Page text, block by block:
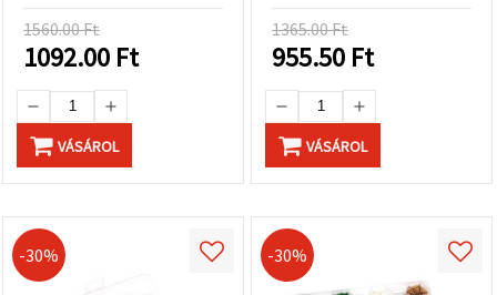
ékszerkészítéshez
1560.00 Ft
1092.00 Ft
VÁSÁROL
1365.00 Ft
955.50 Ft
VÁSÁROL
-30% -30%